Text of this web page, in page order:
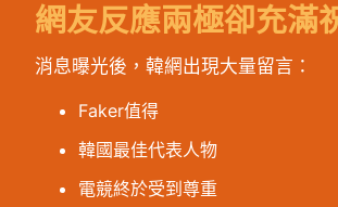
網友反應兩極卻充滿
消息曝光後，韓網出現大量留言：
Faker值得
韓國最佳代表人物
電競終於受到尊重